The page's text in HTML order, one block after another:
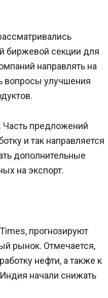
биржевой секции для
направлять на
вопросы улучшения
Часть предложений
и так направляется
дополнительные
на экспорт.
прогнозируют
рынок. Отмечается,
нефти, а также к
начали снижать